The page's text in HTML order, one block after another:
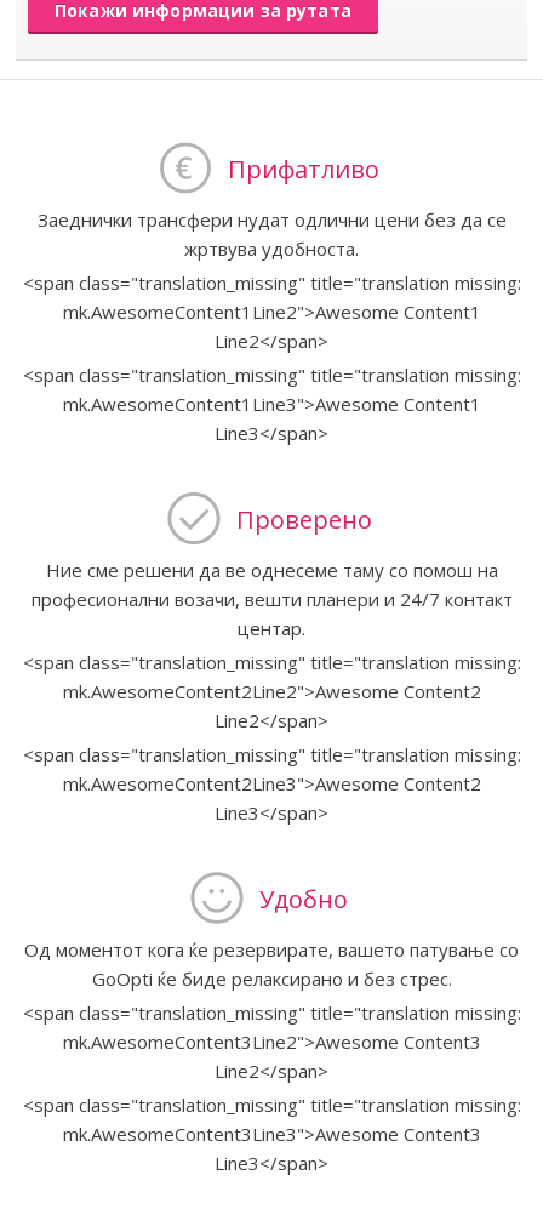
Покажи информации за рутата
Прифатливо
Заеднички трансфери нудат одлични цени без да се
жртвува удобноста.
<span class="translation_missing" title="translation missing:
mk.AwesomeContent1Line2">Awesome Content1
Line2</span>
<span class="translation_missing" title="translation missing:
mk.AwesomeContent1Line3">Awesome Content1
Line3</span>
Проверено
Ние сме решени да ве однесеме таму со помош на
професионални возачи, вешти планери и 24/7 контакт
центар.
<span class="translation_missing" title="translation missing:
mk.AwesomeContent2Line2">Awesome Content2
Line2</span>
<span class="translation_missing" title="translation missing:
mk.AwesomeContent2Line3">Awesome Content2
Line3</span>
Удобно
Од моментот кога ќе резервирате, вашето патување со
GoOpti ќе биде релаксирано и без стрес.
<span class="translation_missing" title="translation missing:
mk.AwesomeContent3Line2">Awesome Content3
Line2</span>
<span class="translation_missing" title="translation missing:
mk.AwesomeContent3Line3">Awesome Content3
Line3</span>